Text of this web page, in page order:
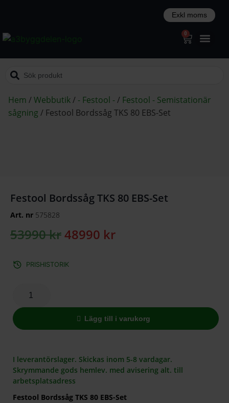
0
Hem /Webbutik/ - Festool -/ Festool - Semistationär
sågning / Festool Bordssåg TKS 80 EBS-Set
Festool Bordssåg TKS 80 EBS-Set
Art. nr 575828
53990kr48990 kr
PRISHISTORIK
Lägg till i varukorg
I leverantörslager. Skickas inom 5-8 vardagar.
Skrymmande gods hemlev. med avisering alt. till
arbetsplatsadress
Festool Bordssåg TKS 80 EBS-Set